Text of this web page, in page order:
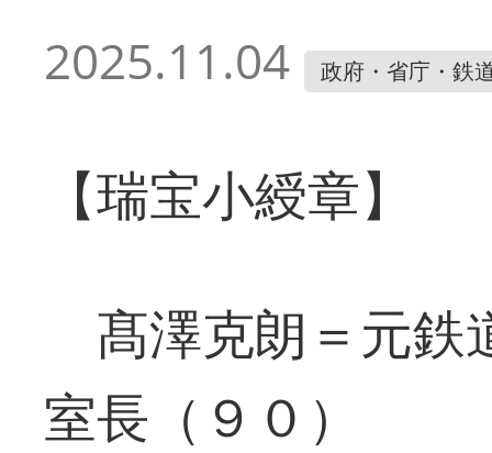
2025.11.04 政府・省庁・鉄
【瑞宝小綬章】
髙澤克朗＝元鉄
室長（９０）